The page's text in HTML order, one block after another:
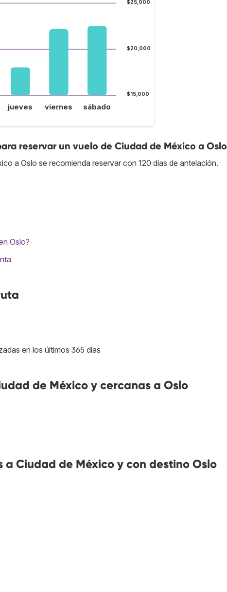
$15,000
$20,000
$25,000
jueves viernes sábado
reservar un vuelo de Ciudad de México a
a Oslo se recomienda reservar con 120 días de antelación.
Oslo?
en los últimos 365 días
de México y cercanas a Oslo
a Ciudad de México y con destino Oslo